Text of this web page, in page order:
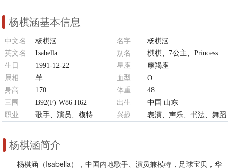
杨棋涵基本信息
中文名 杨棋涵 名字
杨棋涵
英文名
Isabella 别名
棋棋、7公主、Princess
生日
1991-12-22 星座
摩羯座
属相
羊 血型
O
身高
170 体重
48
三围
B92(F) W86 H62 出生
中国 山东
职业
歌手、演员、模特 兴趣 表演、声乐、书法、舞蹈
杨棋涵简介
杨棋涵（Isabella），中国内地歌手、演员兼模特，足球宝贝，华